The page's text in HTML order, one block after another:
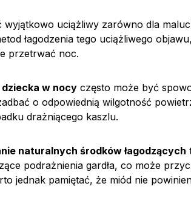
uciążliwy zarówno dla
łagodzenia tego uciążliwego
przetrwać noc.
w nocy często może być
o odpowiednią wilgotność
drażniącego kaszlu.
naturalnych środków łagodzących
podrażnienia gardła, co może
jednak pamiętać, że miód nie